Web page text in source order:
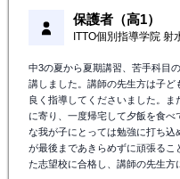
保護者（高1）
ITTO個別指導学院 射
中3の夏から夏期講習、苦手科目
講しました。講師の先生方は子
良く指導してくださいました。
に寄り、一度帰宅して夕飯を食
な我が子にとっては勉強に打ち
が最後まであきらめずに頑張る
た志望校に合格し、講師の先生方